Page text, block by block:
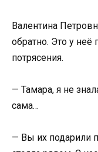
Валентина
обратно. Это у
потрясения.
— Тамара, я не
сама…
— Вы их подарили